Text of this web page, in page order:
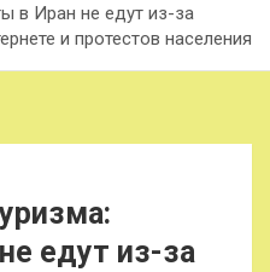
в Иран не едут из-за
и протестов населения
едут из-за